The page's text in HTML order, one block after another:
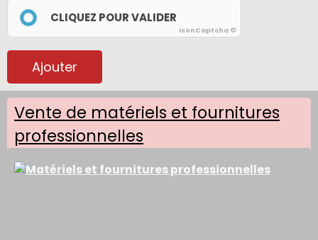
CLIQUEZ POUR VALIDER
IconCaptcha ©
Ajouter
Vente de matériels et fournitures
professionnelles